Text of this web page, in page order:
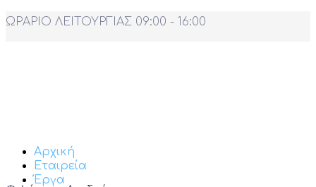
ΩΡΑΡΙΟ ΛΕΙΤΟΥΡΓΙΑΣ 09:00 - 16:00
Αρχική
Εταιρεία
Έργα